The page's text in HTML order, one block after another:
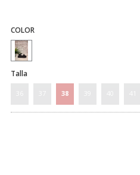
COLOR
Talla
38 40 41